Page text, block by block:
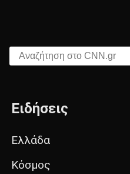
Αναζήτηση στο CNN.gr
Ειδήσεις
Ελλάδα
Κόσμος